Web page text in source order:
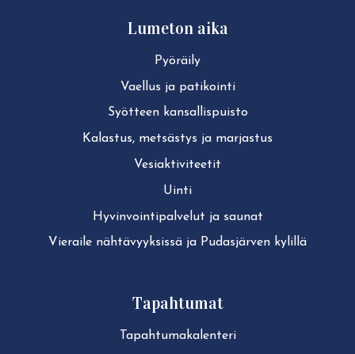
Lumeton aika
Pyöräily
Vaellus ja patikointi
Syötteen kan­sal­lis­puis­to
Kalastus, metsästys ja marjastus
Ve­siak­ti­vi­tee­tit
Uinti
Hy­vin­voin­ti­pal­ve­lut ja saunat
Vieraile näh­tä­vyyk­sis­sä ja Pudasjärven kylillä
Tapahtumat
Ta­pah­tu­ma­ka­len­te­ri